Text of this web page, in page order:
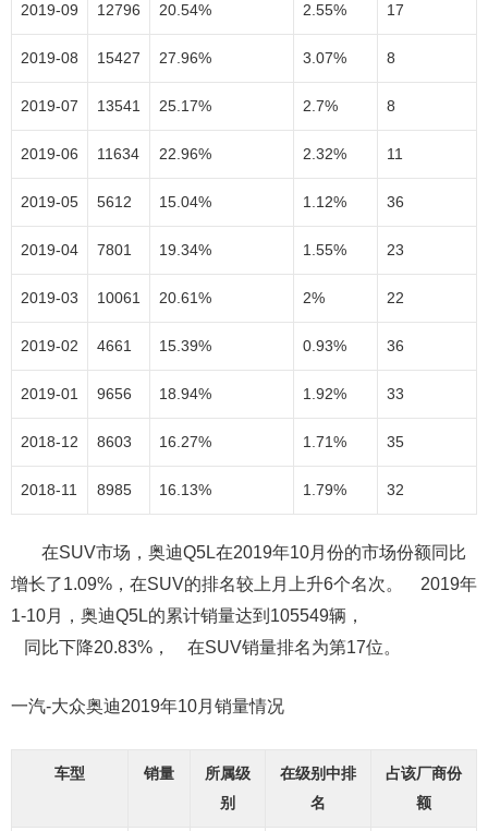
2019-09 12796 20.54% 2.55% 17
2019-08 15427 27.96% 3.07% 8
2019-07 13541 25.17% 2.7% 8
2019-06 11634 22.96% 2.32% 11
2019-05 5612 15.04% 1.12% 36
2019-04 7801 19.34% 1.55% 23
2019-03 10061 20.61% 2% 22
2019-02 4661 15.39% 0.93% 36
2019-01 9656 18.94% 1.92% 33
2018-12 8603 16.27% 1.71% 35
2018-11 8985 16.13% 1.79% 32
在SUV市场， 奥迪Q5L在2019年10月份的市场份额同比
增长了1.09%，在SUV的排名较上月上升6个名次。 2019年
1-10月， 奥迪Q5L的累计销量达到105549辆，
同比下降20.83%， 在SUV销量排名为第17位。
一汽-大众奥迪2019年10月销量情况
车型 销量
所属级
别
在级别中排
名
占该厂商份
额